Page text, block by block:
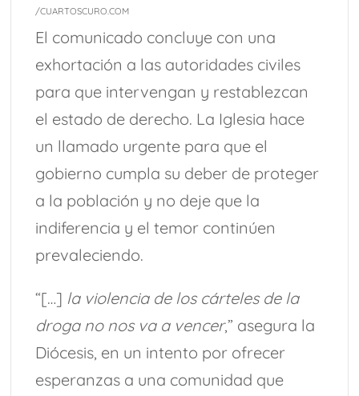
/CUARTOSCURO.COM
El comunicado concluye con una
exhortación a las autoridades civiles
para que intervengan y restablezcan
el estado de derecho. La Iglesia hace
un llamado urgente para que el
gobierno cumpla su deber de proteger
a la población y no deje que la
indiferencia y el temor continúen
prevaleciendo.
“[…] la violencia de los cárteles de la
droga no nos va a vencer,” asegura la
Diócesis, en un intento por ofrecer
esperanzas a una comunidad que